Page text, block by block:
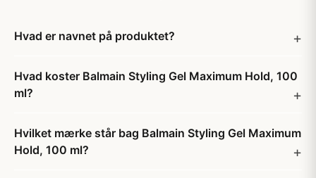
Hvad er navnet på produktet?
Hvad koster Balmain Styling Gel Maximum Hold, 100
ml?
Hvilket mærke står bag Balmain Styling Gel Maximum
Hold, 100 ml?